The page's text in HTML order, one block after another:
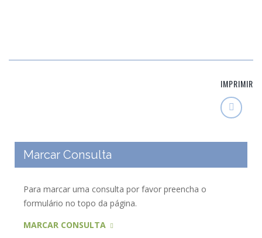
IMPRIMIR
Marcar Consulta
Para marcar uma consulta por favor preencha o
formulário no topo da página.
MARCAR CONSULTA